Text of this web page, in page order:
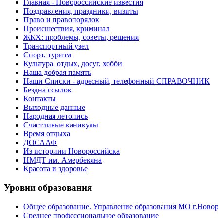
Главная - Новороссийские известия
Поздравления, праздники, визиты
Право и правопорядок
Происшествия, криминал
ЖКХ: проблемы, советы, решения
Транспортный узел
Спорт, туризм
Культура, отдых, досуг, хобби
Наша добрая память
Наши Списки - адресный, телефонный СПРАВОЧНИК
Бездна ссылок
Контакты
Выходные данные
Народная летопись
Счастливые каникулы
Время отдыха
ДОСААФ
Из историии Новороссийска
НМДТ им. Амербекяна
Красота и здоровье
Уровни образования
Общее образование. Управление образования МО
Среднее профессиональное образование